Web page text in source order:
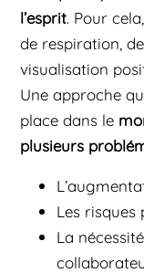
l’esprit. Pour
de respiration,
visualisation
Une approche
place dans le
plusieurs
Les risques
La